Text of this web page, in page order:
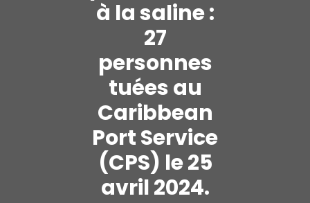
à la saline :
27
personnes
tuées au
Caribbean
Port Service
(CPS) le 25
avril 2024.